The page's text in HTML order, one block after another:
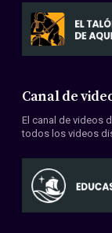
Canal de
El canal de videos
todos los videos